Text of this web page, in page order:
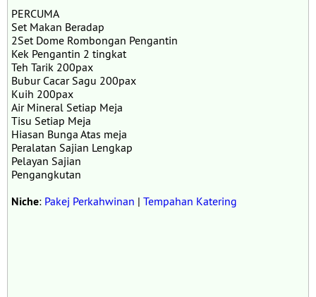
PERCUMA
Set Makan Beradap
2Set Dome Rombongan Pengantin
Kek Pengantin 2 tingkat
Teh Tarik 200pax
Bubur Cacar Sagu 200pax
Kuih 200pax
Air Mineral Setiap Meja
Tisu Setiap Meja
Hiasan Bunga Atas meja
Peralatan Sajian Lengkap
Pelayan Sajian
Pengangkutan
Niche: Pakej Perkahwinan | Tempahan Katering